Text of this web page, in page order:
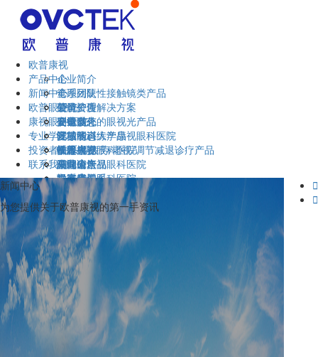
欧普康视
企业简介
管理团队
荣誉资质
企业文化
产品中心
全系列硬性接触镜类产品
硬镜护理解决方案
硬镜以外的眼视光产品
视功能训练产品
干眼/视疲劳/老视/调节减退诊疗产品
眼健康产品
新闻中心
公司公告
公司动态
区域动态
欧普视界
欧普眼视光
安徽省
江苏省
福建省
湖北省
云南省
康视眼科医院
安徽医科大学康视眼科医院
蚌埠康视眼科医院
马鞍山康视眼科医院
六安康视眼科医院
宣城康视眼科医院
莱州同明中西医结合医院
广德康视眼科医院
郎溪华益眼科医院
宁国眼视光眼科医院
青岛泽嘉眼科医院
专业学术
技术大赛
巢湖论坛
视光培训
验配技术
欧普微课堂
职业技能等级认定中心
报考须知
认定岗位
在线报名
费用标准
联系我们
投资者关系
公司公告
投资者关系
互动易问答
联系我们
联系我们
留言反馈
部分经销机构


新闻中心
为您提供关于欧普康视的第一手资讯